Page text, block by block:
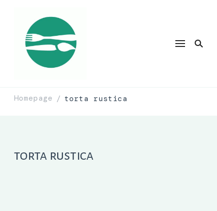
Homepage / torta rustica
torta rustica